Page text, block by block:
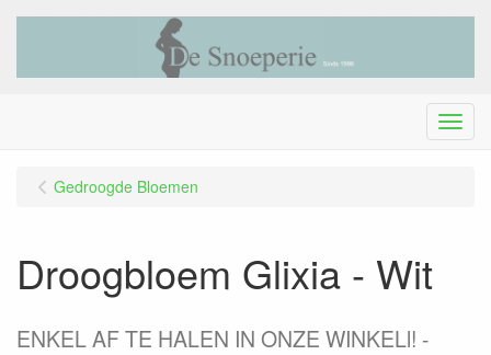
Menu
Gedroogde Bloemen
Droogbloem Glixia - Wit
ENKEL AF TE HALEN IN ONZE WINKELl! -